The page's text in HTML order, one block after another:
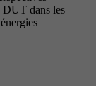
DUT dans les